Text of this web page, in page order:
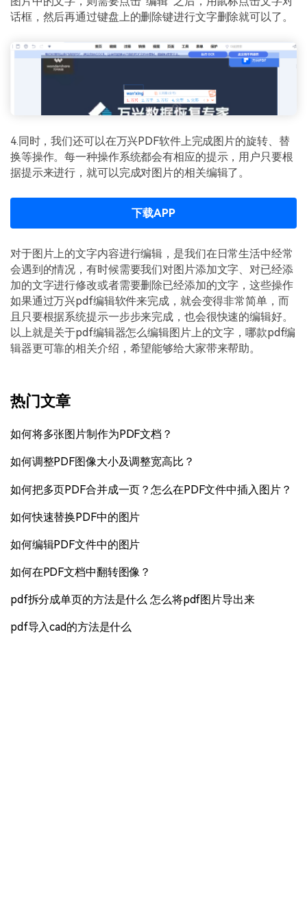
话框，然后再通过键盘上的删除键进行文字删除就可以了。
4.同时，我们还可以在万兴PDF软件上完成图片的旋转、替
换等操作。每一种操作系统都会有相应的提示，用户只要根
据提示来进行，就可以完成对图片的相关编辑了。
下载APP
对于图片上的文字内容进行编辑，是我们在日常生活中经常
会遇到的情况，有时候需要我们对图片添加文字、对已经添
加的文字进行修改或者需要删除已经添加的文字，这些操作
如果通过万兴pdf编辑软件来完成，就会变得非常简单，而
且只要根据系统提示一步步来完成，也会很快速的编辑好。
以上就是关于pdf编辑器怎么编辑图片上的文字，哪款pdf编
辑器更可靠的相关介绍，希望能够给大家带来帮助。
热门文章
如何将多张图片制作为PDF文档？
如何调整PDF图像大小及调整宽高比？
如何把多页PDF合并成一页？怎么在PDF文件中插入图片？
如何快速替换PDF中的图片
如何编辑PDF文件中的图片
如何在PDF文档中翻转图像？
pdf拆分成单页的方法是什么 怎么将pdf图片导出来
pdf导入cad的方法是什么